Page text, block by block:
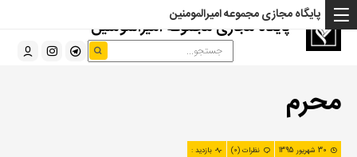
پایگاه مجازی مجموعه امیرالمومنین
پایگاه مجازی مجموعه امیرالمومنین
محرم
30 شهریور 1395 نظرات (0) بازدید :